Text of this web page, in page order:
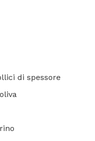
di spessore